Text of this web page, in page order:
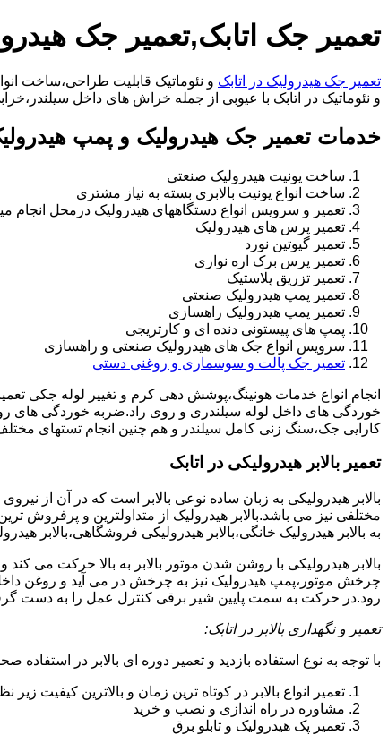
تعمیر جک اتابک,تعمیر جک
تعمیر جک هیدرولیک در اتابک و نئوماتیک قابلیت طراحی،ساخت
و نئوماتیک در اتابک با عیوبی از جمله خراش های داخل سیلندر،خرابی راد،تعویض و
خدمات تعمیر جک هیدرولیک و پمپ
ساخت یونیت هیدرولیک صنعتی
ساخت انواع یونیت بالابری بسته به نیاز مشتری
تعمیر و سرویس انواع دستگاههای هیدرولیک درمحل انجام
تعمیر پرس های هیدرولیک
تعمیر گیوتین نورد
تعمیر پرس برک اره نواری
تعمیر تزریق پلاستیک
تعمیر پمپ هیدرولیک صنعتی
تعمیر پمپ هیدرولیک راهسازی
پمپ های پیستونی دنده ای و کارتریجی
سرویس انواع جک های هیدرولیک صنعتی و راهسازی
تعمیر جک پالت و سوسماری و روغنی دستی
انجام انواع خدمات هونینگ،پوشش دهی کرم و تغییر لوله جکی
خوردگی های داخل لوله سیلندری و روی راد.ضربه خوردگی های روی
کارایی جک،سنگ زنی کامل سیلندر و هم چنین انجام تستهای
تعمیر بالابر هیدرولیکی در اتابک
بالابر هیدرولیکی به زبان ساده نوعی بالابر است که در آن از
مختلفی نیز می باشد.بالابر هیدرولیک از متداولترین و پرفروش
به بالابر هیدرولیک خانگی،بالابر هیدرولیکی فروشگاهی،بالابر
بالابر هیدرولیکی با روشن شدن موتور بالابر به بالا حرکت
چرخش موتور،پمپ هیدرولیک نیز به چرخش در می آید و روغن
رود.در حرکت به سمت پایین شیر برقی کنترل عمل را به دست گرفته
تعمیر و نگهداری بالابر در اتابک:
با توجه به نوع استفاده بازدید و تعمیر دوره ای بالابر در استفاده
تعمیر انواع بالابر در کوتاه ترین زمان و بالاترین کیفیت
مشاوره در راه اندازی و نصب و خرید
تعمیر پک هیدرولیک و تابلو برق